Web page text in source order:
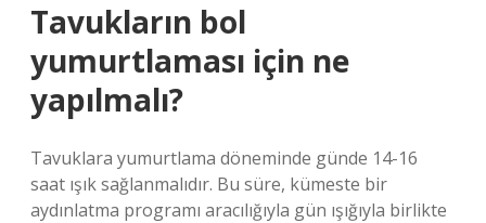
Tavukların bol
yumurtlaması için ne
yapılmalı?
Tavuklara yumurtlama döneminde günde 14-16
saat ışık sağlanmalıdır. Bu süre, kümeste bir
aydınlatma programı aracılığıyla gün ışığıyla birlikte